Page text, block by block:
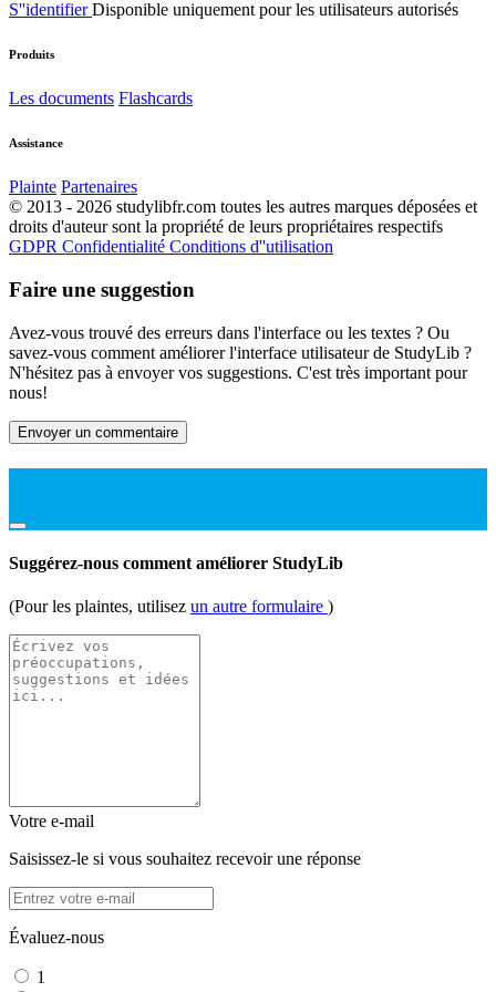
S''identifierDisponible uniquement pour les utilisateurs autorisés
Produits
Les documents Flashcards
Assistance
Plainte Partenaires
© 2013 - 2026 studylibfr.com toutes les autres marques déposées et
droits d'auteur sont la propriété de leurs propriétaires respectifs
GDPR Confidentialité Conditions d''utilisation
Faire une suggestion
Avez-vous trouvé des erreurs dans l'interface ou les textes ? Ou
savez-vous comment améliorer l'interface utilisateur de StudyLib ?
N'hésitez pas à envoyer vos suggestions. C'est très important pour
nous!
Envoyer un commentaire
Suggérez-nous comment améliorer StudyLib
(Pour les plaintes, utilisez un autre formulaire )
Votre e-mail
Saisissez-le si vous souhaitez recevoir une réponse
Évaluez-nous
1